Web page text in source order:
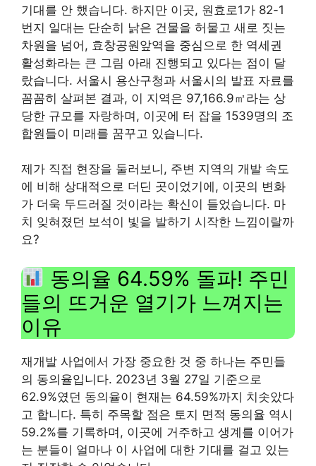
기대를 안 했습니다. 하지만 이곳, 원효로1가 82-1
번지 일대는 단순히 낡은 건물을 허물고 새로 짓는
차원을 넘어, 효창공원앞역을 중심으로 한 역세권
활성화라는 큰 그림 아래 진행되고 있다는 점이 달
랐습니다. 서울시 용산구청과 서울시의 발표 자료를
꼼꼼히 살펴본 결과, 이 지역은 97,166.9㎡라는 상
당한 규모를 자랑하며, 이곳에 터 잡을 1539명의 조
합원들이 미래를 꿈꾸고 있습니다.
제가 직접 현장을 둘러보니, 주변 지역의 개발 속도
에 비해 상대적으로 더딘 곳이었기에, 이곳의 변화
가 더욱 두드러질 것이라는 확신이 들었습니다. 마
치 잊혀졌던 보석이 빛을 발하기 시작한 느낌이랄까
요?
동의율 64.59% 돌파! 주민
들의 뜨거운 열기가 느껴지는
이유
재개발 사업에서 가장 중요한 것 중 하나는 주민들
의 동의율입니다. 2023년 3월 27일 기준으로
62.9%였던 동의율이 현재는 64.59%까지 치솟았다
고 합니다. 특히 주목할 점은 토지 면적 동의율 역시
59.2%를 기록하며, 이곳에 거주하고 생계를 이어가
는 분들이 얼마나 이 사업에 대한 기대를 걸고 있는